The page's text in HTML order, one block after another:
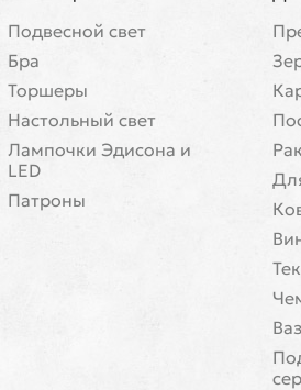
Подвесной свет
Бра
Торшеры
Настольный свет
Лампочки Эдисона и
LED
Патроны